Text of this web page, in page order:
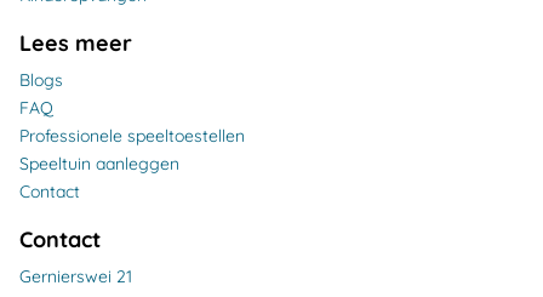
Lees meer
Blogs
FAQ
Professionele speeltoestellen
Speeltuin aanleggen
Contact
Contact
Gernierswei 21